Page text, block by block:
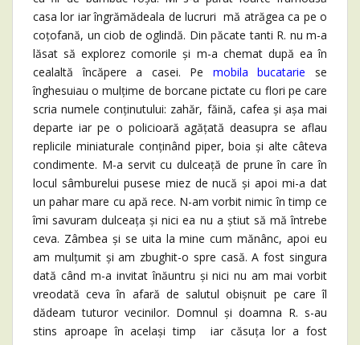
casa lor iar îngrămădeala de lucruri mă atrăgea ca pe o
coțofană, un ciob de oglindă. Din păcate tanti R. nu m-a
lăsat să explorez comorile și m-a chemat după ea în
cealaltă încăpere a casei. Pe mobila bucatarie se
înghesuiau o mulțime de borcane pictate cu flori pe care
scria numele conținutului: zahăr, făină, cafea și așa mai
departe iar pe o policioară agățată deasupra se aflau
replicile miniaturale conținând piper, boia și alte câteva
condimente. M-a servit cu dulceață de prune în care în
locul sâmburelui pusese miez de nucă și apoi mi-a dat
un pahar mare cu apă rece. N-am vorbit nimic în timp ce
îmi savuram dulceața și nici ea nu a știut să mă întrebe
ceva. Zâmbea și se uita la mine cum mănânc, apoi eu
am mulțumit și am zbughit-o spre casă. A fost singura
dată când m-a invitat înăuntru și nici nu am mai vorbit
vreodată ceva în afară de salutul obișnuit pe care îl
dădeam tuturor vecinilor. Domnul și doamna R. s-au
stins aproape în același timp iar căsuța lor a fost